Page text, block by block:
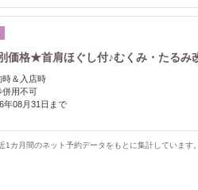
価格★首肩ほぐし付♪むくみ・たるみ
時＆入店時
併用不可
年08月31日まで
カ月間のネット予約データをもとに集計しています。